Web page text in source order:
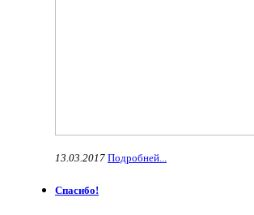
13.03.2017 Подробней...
Спасибо!